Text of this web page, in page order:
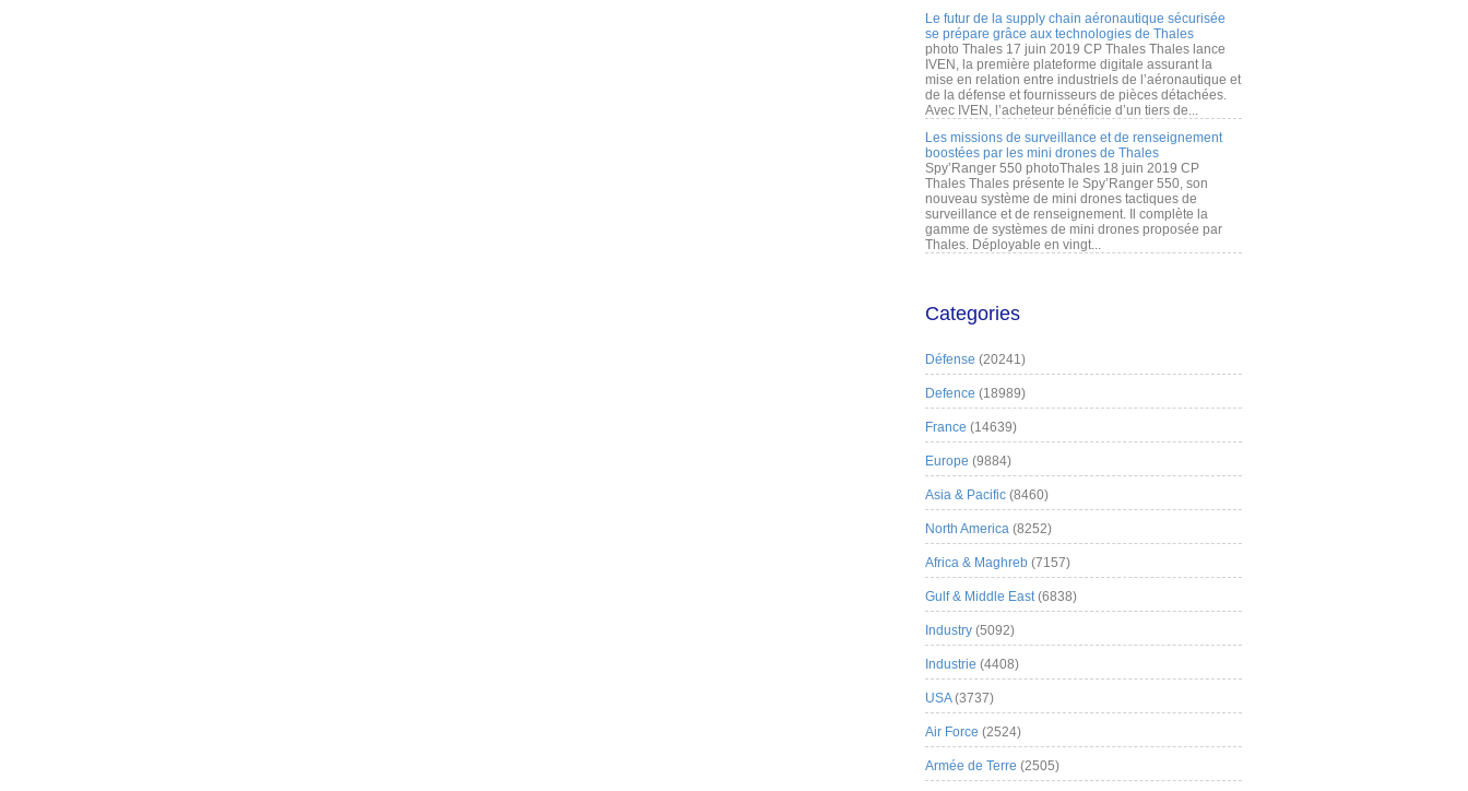
Le futur de la supply chain aéronautique sécurisée
se prépare grâce aux technologies de Thales
photo Thales 17 juin 2019 CP Thales Thales lance
IVEN, la première plateforme digitale assurant la
mise en relation entre industriels de l’aéronautique et
de la défense et fournisseurs de pièces détachées.
Avec IVEN, l’acheteur bénéficie d’un tiers de...
Les missions de surveillance et de renseignement
boostées par les mini drones de Thales
Spy’Ranger 550 photoThales 18 juin 2019 CP
Thales Thales présente le Spy’Ranger 550, son
nouveau système de mini drones tactiques de
surveillance et de renseignement. Il complète la
gamme de systèmes de mini drones proposée par
Thales. Déployable en vingt...
Categories
Défense (20241)
Defence (18989)
France (14639)
Europe (9884)
Asia & Pacific (8460)
North America (8252)
Africa & Maghreb (7157)
Gulf & Middle East(6838)
Industry (5092)
Industrie (4408)
USA(3737)
Air Force (2524)
Armée de Terre (2505)